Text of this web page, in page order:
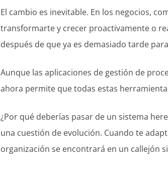
El cambio es inevitable. En los negocios,
transformarte y crecer proactivamente o
después de que ya es demasiado tarde
Aunque las aplicaciones de gestión de
ahora permite que todas estas
¿Por qué deberías pasar de un sistema
una cuestión de evolución. Cuando te
organización se encontrará en un callejón